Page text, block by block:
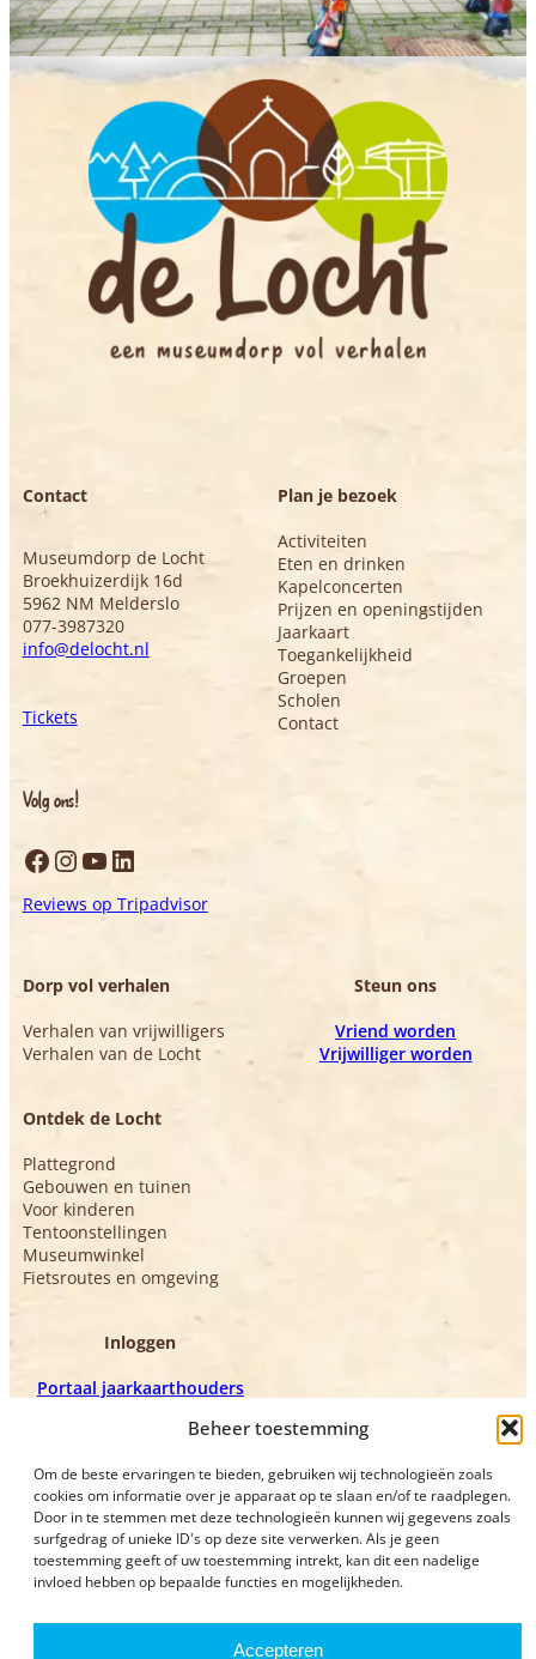
Beheer toestemming
Om de beste ervaringen te bieden, gebruiken wij technologieën zoals
cookies om informatie over je apparaat op te slaan en/of te raadplegen.
Door in te stemmen met deze technologieën kunnen wij gegevens zoals
surfgedrag of unieke ID's op deze site verwerken. Als je geen
toestemming geeft of uw toestemming intrekt, kan dit een nadelige
invloed hebben op bepaalde functies en mogelijkheden.
Accepteren
Contact
Museumdorp de Locht
Broekhuizerdijk 16d
5962 NM Melderslo
077-3987320
info@delocht.nl
Tickets
Volg ons!
Facebook
Instagram
YouTube
LinkedIn
Reviews op Tripadvisor
Plan je bezoek
Activiteiten
Eten en drinken
Kapelconcerten
Prijzen en openingstijden
Jaarkaart
Toegankelijkheid
Groepen
Scholen
Contact
Dorp vol verhalen
Verhalen van vrijwilligers
Verhalen van de Locht
Ontdek de Locht
Plattegrond
Gebouwen en tuinen
Voor kinderen
Tentoonstellingen
Museumwinkel
Fietsroutes en omgeving
Steun ons
Vriend worden
Vrijwilliger worden
Inloggen
Portaal jaarkaarthouders
Privacyverklaring